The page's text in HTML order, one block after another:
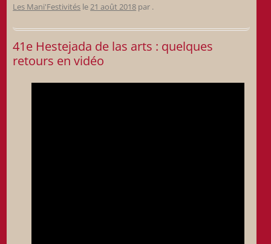
Les Mani'Festivités le21 août 2018 par .
41e Hestejada de las arts : quelques
retours en vidéo